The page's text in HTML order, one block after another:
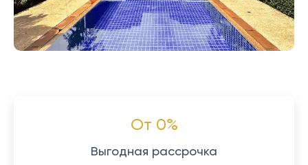
От 0%
Выгодная рассрочка